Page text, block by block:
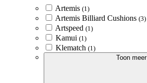
Artemis (1)
Artemis Billiard Cushions (3)
Artspeed (1)
Kamui (1)
Klematch (1)
Toon meer